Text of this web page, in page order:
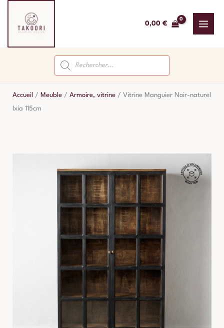
contenu
0,00 €
Recherche
de
produits
Accueil / Meuble / Armoire, vitrine / Vitrine Manguier Noir-naturel
Ixia 115cm